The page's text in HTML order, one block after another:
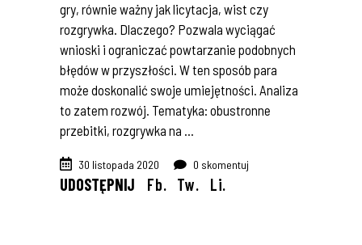
gry, równie ważny jak licytacja, wist czy
rozgrywka. Dlaczego? Pozwala wyciągać
wnioski i ograniczać powtarzanie podobnych
błędów w przyszłości. W ten sposób para
może doskonalić swoje umiejętności. Analiza
to zatem rozwój. Tematyka: obustronne
przebitki, rozgrywka na
30 listopada 2020 0 skomentuj
UDOSTĘPNIJ Fb. Tw. Li.